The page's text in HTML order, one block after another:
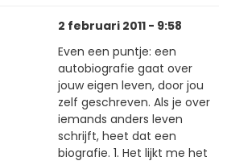
2 februari 2011 - 9:58
Even een puntje: een
autobiografie gaat over
jouw eigen leven, door jou
zelf geschreven. Als je over
iemands anders leven
schrijft, heet dat een
biografie. 1. Het lijkt me het